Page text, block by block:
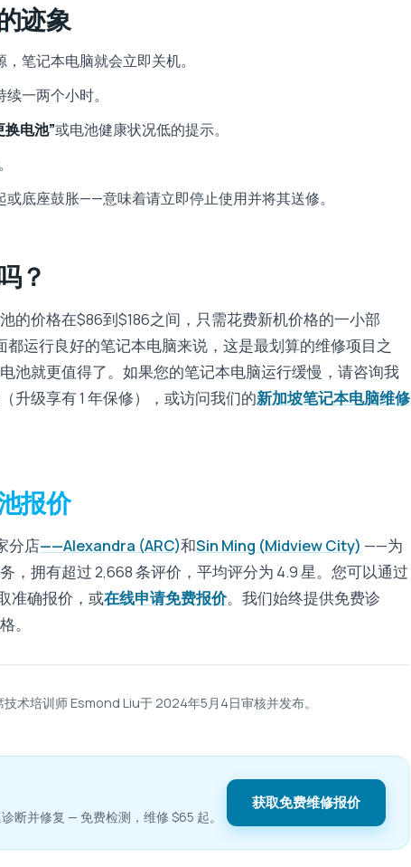
迹象
，笔记本电脑就会立即关机。
一两个小时。
换电池”或电池健康状况低的提示。
底座鼓胀——意味着请立即停止使用并将其送修。
？
的价格在$86到$186之间，只需花费新机价格的一小部
运行良好的笔记本电脑来说，这是最划算的维修项目之
池就更值得了。如果您的笔记本电脑运行缓慢，请咨询我
升级享有 1 年保修），或访问我们的新加坡笔记本电脑维修
报价
分店——Alexandra (ARC)和Sin Ming (Midview City) ——为
，拥有超过 2,668 条评价，平均评分为 4.9 星。您可以通过
准确报价，或在线申请免费报价。我们始终提供免费诊
。
术培训师 Esmond Liu于 2024年5月4日审核并发布。
断并修复 — 免费检测，维修 $65 起。
获取免费维修报价